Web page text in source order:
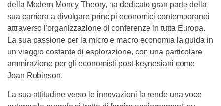
della Modern Money Theory, ha dedicato gran parte della
sua carriera a divulgare principi economici contemporanei
attraverso l'organizzazione di conferenze in tutta Europa.
La sua passione per la micro e macro economia la guida in
un viaggio costante di esplorazione, con una particolare
ammirazione per gli economisti post-keynesiani come
Joan Robinson.
La sua attitudine verso le innovazioni la rende una voce